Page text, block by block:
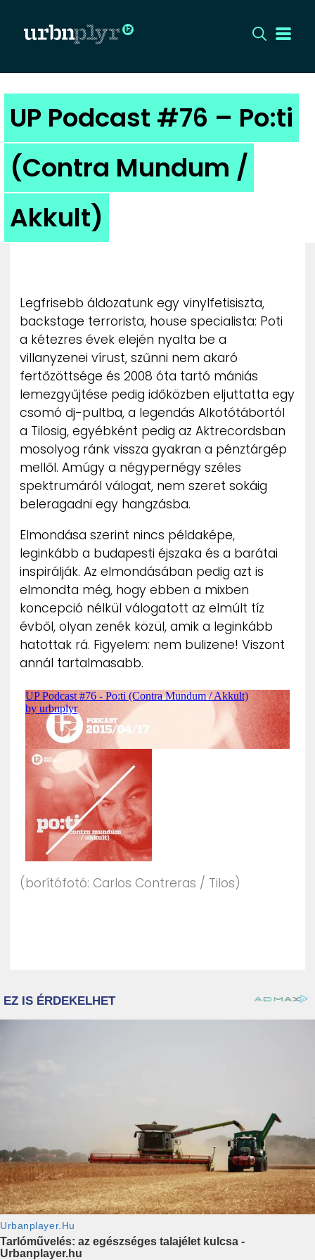
CÍMLAP
DIZÁJN
DIVAT
UTCA
ZENE
MÉDIAAJÁNLAT
IMPRESSZUM
PR-ARCHÍVUM
ADATKEZELÉSI TÁJÉKOZTATÓ
UP Podcast #76 – Po:ti
(Contra Mundum /
Akkult)
Legfrisebb áldozatunk egy vinylfetisiszta,
backstage terrorista, house specialista: Poti
a kétezres évek elején nyalta be a
villanyzenei vírust, szűnni nem akaró
fertőzöttsége és 2008 óta tartó mániás
lemezgyűjtése pedig időközben eljuttatta egy
csomó dj-pultba, a legendás Alkotótábortól
a Tilosig, egyébként pedig az Aktrecordsban
mosolyog ránk vissza gyakran a pénztárgép
mellől. Amúgy a négypernégy széles
spektrumáról válogat, nem szeret sokáig
beleragadni egy hangzásba.
Elmondása szerint nincs példaképe,
leginkább a budapesti éjszaka és a barátai
inspirálják. Az elmondásában pedig azt is
elmondta még, hogy ebben a mixben
koncepció nélkül válogatott az elmúlt tíz
évből, olyan zenék közül, amik a leginkább
hatottak rá. Figyelem: nem bulizene! Viszont
annál tartalmasabb.
(borítófotó: Carlos Contreras / Tilos)